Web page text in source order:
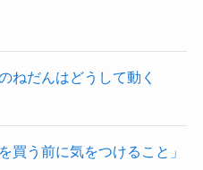
ねだんはどうして動く
買う前に気をつけること」